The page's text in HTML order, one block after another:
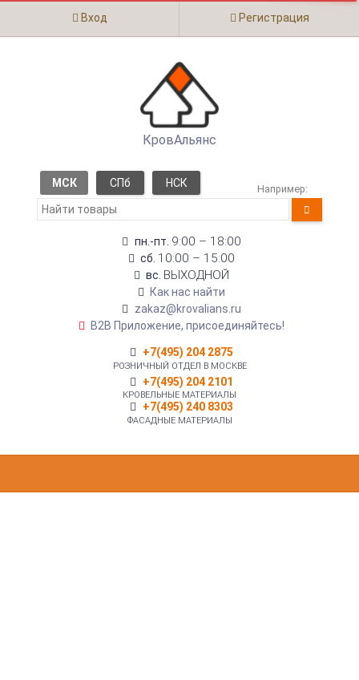
Вход Регистрация
КровАльянс
МСК СПб НСК Например:
пн.-пт. 9:00 – 18:00
сб. 10:00 – 15:00
вс. ВЫХОДНОЙ
Как нас найти
zakaz@krovalians.ru
B2B Приложение, присоединяйтесь!
+7(495) 204 2875
РОЗНИЧНЫЙ ОТДЕЛ В МОСКВЕ
+7(495) 204 2101
КРОВЕЛЬНЫЕ МАТЕРИАЛЫ
+7(495) 240 8303
ФАСАДНЫЕ МАТЕРИАЛЫ